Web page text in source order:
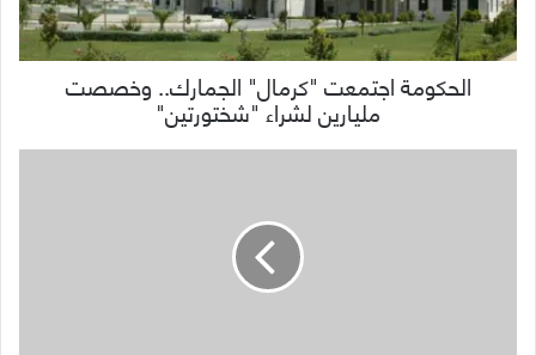
الحكومة اجتمعت "كرمال" الجمارك.. وخصصت
مليارين لشراء "شختورتين"